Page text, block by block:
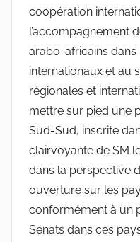
coopération
l’accompagnement
arabo-africains dans
internationaux et au
régionales et
mettre sur pied une
Sud-Sud, inscrite
clairvoyante de SM
dans la perspective
ouverture sur les
conformément à un
Sénats dans ces